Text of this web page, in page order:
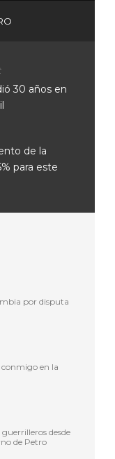
30 años en
de la
para este
por disputa
conmigo en la
desde
de Petro